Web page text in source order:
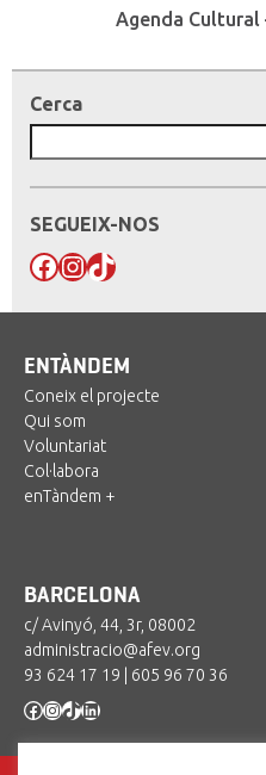
Agenda Cultural
Cerca
SEGUEIX-NOS
Facebook
Instagram
TikTok
ENTÀNDEM
Coneix el projecte
Qui som
Voluntariat
Col·labora
enTàndem +
BARCELONA
c/ Avinyó, 44, 3r, 08002
administracio@afev.org
93 624 17 19
605 96 70 36
Facebook
Instagram
TikTok
LinkedIn